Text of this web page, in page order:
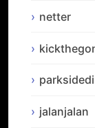
netter
jalanjalan